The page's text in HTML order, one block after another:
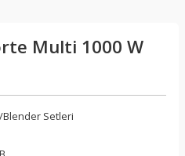
Multi 1000 W
Setleri